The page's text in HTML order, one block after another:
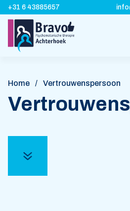
+31 6 43885657
Home / Vertrouwenspersoon